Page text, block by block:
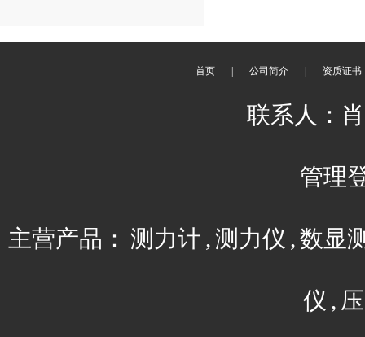
首页 公司简介 资质证书
联系人：
管理
主营产品： 测力计 , 测力仪 , 数显
仪 ,